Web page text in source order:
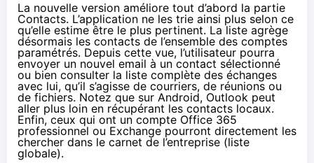
La nouvelle version améliore tout d’abord la partie
Contacts. L’application ne les trie ainsi plus selon ce
qu’elle estime être le plus pertinent. La liste agrège
désormais les contacts de l’ensemble des comptes
paramétrés. Depuis cette vue, l’utilisateur pourra
envoyer un nouvel email à un contact sélectionné
ou bien consulter la liste complète des échanges
avec lui, qu’il s’agisse de courriers, de réunions ou
de fichiers. Notez que sur Android, Outlook peut
aller plus loin en récupérant les contacts locaux.
Enfin, ceux qui ont un compte Office 365
professionnel ou Exchange pourront directement les
chercher dans le carnet de l’entreprise (liste
globale).